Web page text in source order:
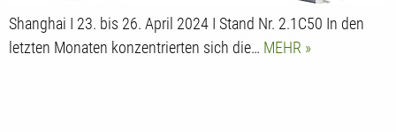
Shanghai I 23. bis 26. April 2024 I Stand Nr. 2.1C50 In den
letzten Monaten konzentrierten sich die… MEHR